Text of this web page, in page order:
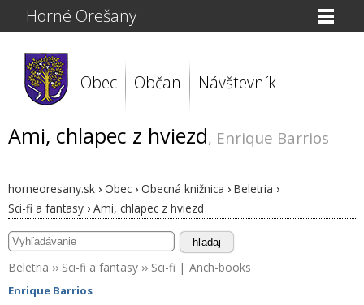
Horné Orešany
Obec Občan Návštevník
Ami, chlapec z hviezd, Enrique Barrios
horneoresany.sk › Obec › Obecná knižnica › Beletria ›
Sci-fi a fantasy › Ami, chlapec z hviezd
hľadaj
Beletria ›› Sci-fi a fantasy ›› Sci-fi | Anch-books
Enrique Barrios